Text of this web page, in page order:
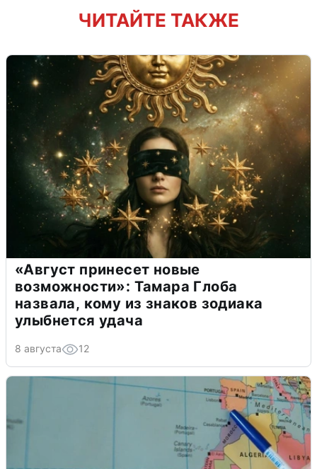
ЧИТАЙТЕ ТАКЖЕ
«Август принесет новые
возможности»: Тамара Глоба
назвала, кому из знаков зодиака
улыбнется удача
8 августа 12